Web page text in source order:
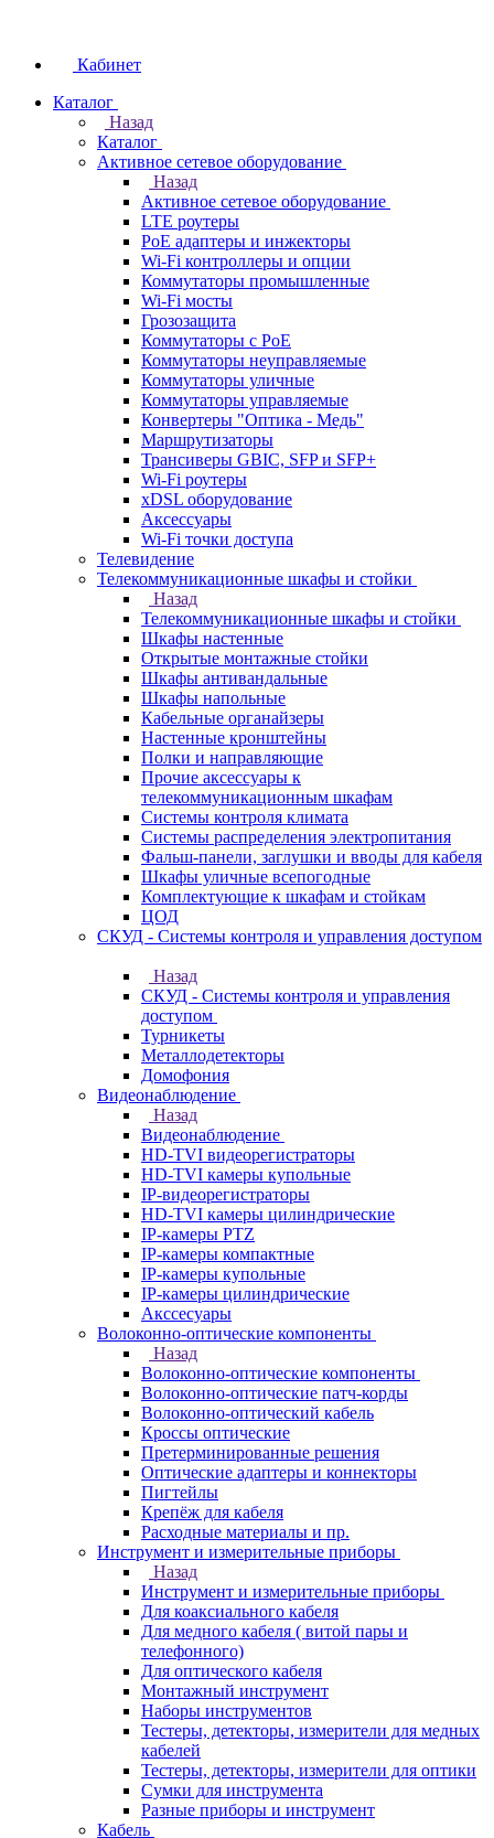
Кабинет
Каталог
Назад
Каталог
Активное сетевое оборудование
Назад
Активное сетевое оборудование
LTE роутеры
PoE адаптеры и инжекторы
Wi-Fi контроллеры и опции
Коммутаторы промышленные
Wi-Fi мосты
Грозозащита
Коммутаторы c PoE
Коммутаторы неуправляемые
Коммутаторы уличные
Коммутаторы управляемые
Конвертеры "Оптика - Медь"
Маршрутизаторы
Трансиверы GBIC, SFP и SFP+
Wi-Fi роутеры
xDSL оборудование
Аксессуары
Wi-Fi точки доступа
Телевидение
Телекоммуникационные шкафы и стойки
Назад
Телекоммуникационные шкафы и стойки
Шкафы настенные
Открытые монтажные стойки
Шкафы антивандальные
Шкафы напольные
Кабельные органайзеры
Настенные кронштейны
Полки и направляющие
Прочие аксессуары к
телекоммуникационным шкафам
Системы контроля климата
Системы распределения электропитания
Фальш-панели, заглушки и вводы для кабеля
Шкафы уличные всепогодные
Комплектующие к шкафам и стойкам
ЦОД
СКУД - Системы контроля и управления доступом
Назад
СКУД - Системы контроля и управления
доступом
Турникеты
Металлодетекторы
Домофония
Видеонаблюдение
Назад
Видеонаблюдение
HD-TVI видеорегистраторы
HD-TVI камеры купольные
IP-видеорегистраторы
HD-TVI камеры цилиндрические
IP-камеры PTZ
IP-камеры компактные
IP-камеры купольные
IP-камеры цилиндрические
Акссесуары
Волоконно-оптические компоненты
Назад
Волоконно-оптические компоненты
Волоконно-оптические патч-корды
Волоконно-оптический кабель
Кроссы оптические
Претерминированные решения
Оптические адаптеры и коннекторы
Пигтейлы
Крепёж для кабеля
Расходные материалы и пр.
Инструмент и измерительные приборы
Назад
Инструмент и измерительные приборы
Для коаксиального кабеля
Для медного кабеля ( витой пары и
телефонного)
Для оптического кабеля
Монтажный инструмент
Наборы инструментов
Тестеры, детекторы, измерители для медных
кабелей
Тестеры, детекторы, измерители для оптики
Сумки для инструмента
Разные приборы и инструмент
Кабель